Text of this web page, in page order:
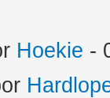
Hoekie -